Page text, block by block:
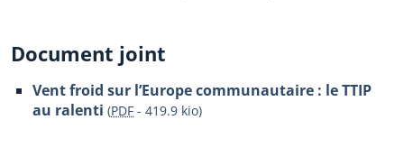
Document joint
Vent froid sur l’Europe communautaire : le TTIP
au ralenti (PDF - 419.9 kio)